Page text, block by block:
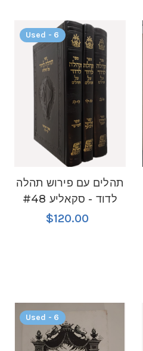
Used - 6
תהלים עם פירוש תהלה
לדוד - סקאליע #48
$120.00
Used - 6